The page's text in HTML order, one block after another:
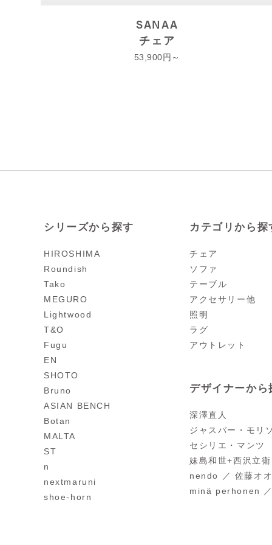
SANAA
チェア
53,900
シリーズから探す
HIROSHIMA
Roundish
Tako
MEGURO
Lightwood
T&O
Fugu
EN
SHOTO
Bruno
ASIAN BENCH
Botan
MALTA
ST
n
nextmaruni
shoe-horn
カテゴリから探
チェア
ソファ
テーブル
アクセサリー他
照明
ラグ
アウトレット
デザイナーから
深澤直人
ジャスパー・モリ
セシリエ・マンツ
妹島和世+西沢立
nendo ／ 佐藤オ
minä perhonen